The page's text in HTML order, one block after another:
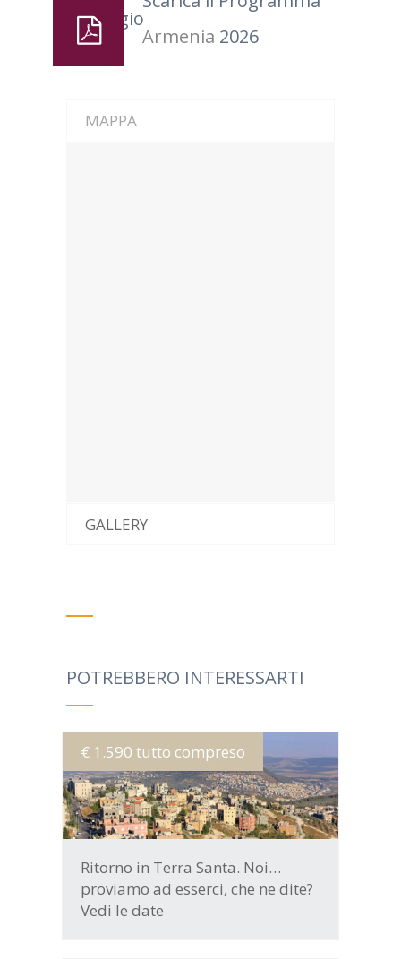
del Viaggio
Armenia 2026
MAPPA
GALLERY
POTREBBERO INTERESSARTI
€ 1.590 tutto compreso
MORE INFO
Ritorno in Terra Santa. Noi…
proviamo ad esserci, che ne dite?
Vedi le date